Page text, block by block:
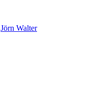
Jörn Walter